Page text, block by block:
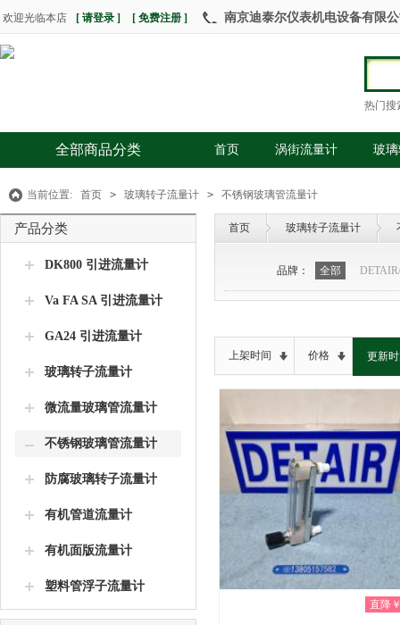
欢迎光临本店 [ 请登录 ] [ 免费注册 ] 南京迪泰尔仪表机电设备有限
热门搜
全部商品分类 首页 涡街流量计 玻
当前位置: 首页 > 玻璃转子流量计 > 不锈钢玻璃管流量计
产品分类
DK800 引进流量计
Va FA SA 引进流量计
GA24 引进流量计
玻璃转子流量计
微流量玻璃管流量计
不锈钢玻璃管流量计
防腐玻璃转子流量计
有机管道流量计
有机面版流量计
塑料管浮子流量计
首页 玻璃转子流量计
品牌： 全部
上架时间 价格 更新
直降